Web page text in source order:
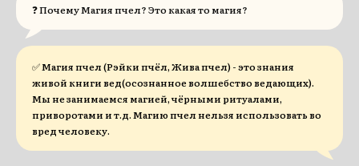
❓ Почему Магия пчел? Это какая то магия?
✅ Магия пчел (Рэйки пчёл, Жива пчел) - это знания
живой книги вед(осознанное волшебство ведающих).
Мы не занимаемся магией, чёрными ритуалами,
приворотами и т.д. Магию пчел нельзя использовать во
вред человеку.